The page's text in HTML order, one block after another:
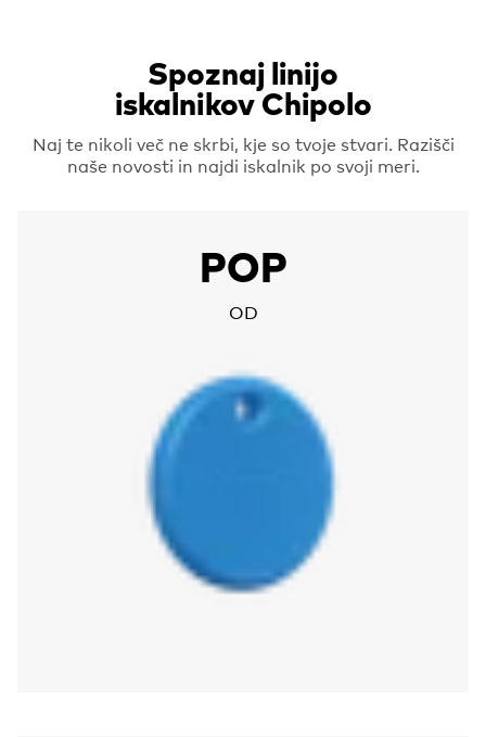
Spoznaj linijo
iskalnikov Chipolo
Naj te nikoli več ne skrbi, kje so tvoje stvari. Razišči
naše novosti in najdi iskalnik po svoji meri.
POP
OD